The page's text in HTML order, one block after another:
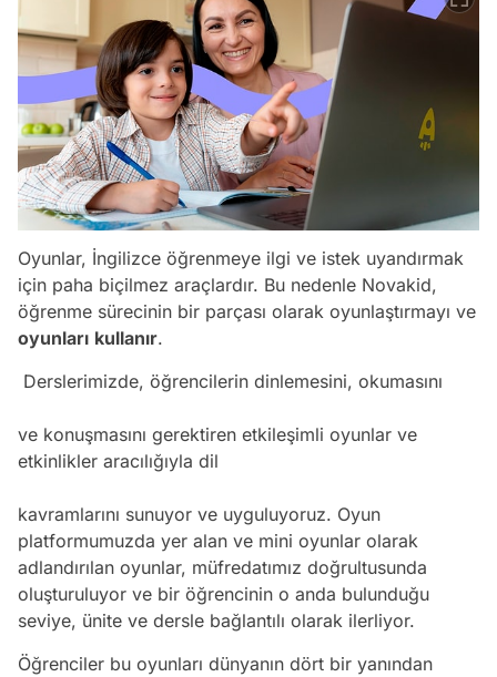
Oyunlar, İngilizce öğrenmeye ilgi ve istek uyandırmak
için paha biçilmez araçlardır. Bu nedenle Novakid,
öğrenme sürecinin bir parçası olarak oyunlaştırmayı ve
oyunları kullanır.
Derslerimizde, öğrencilerin dinlemesini, okumasını
ve konuşmasını gerektiren etkileşimli oyunlar ve
etkinlikler aracılığıyla dil
kavramlarını sunuyor ve uyguluyoruz. Oyun
platformumuzda yer alan ve mini oyunlar olarak
adlandırılan oyunlar, müfredatımız doğrultusunda
oluşturuluyor ve bir öğrencinin o anda bulunduğu
seviye, ünite ve dersle bağlantılı olarak ilerliyor.
Öğrenciler bu oyunları dünyanın dört bir yanından